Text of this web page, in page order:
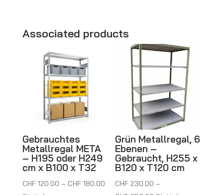
r
Associated products
Gebrauchtes
Metallregal META
– H195 oder H249
cm x B100 x T32
CHF120.00 – CHF180.00Preisspanne:
Grün Metallregal, 6
Ebenen –
Gebraucht, H255 x
B120 x T120 cm
CHF 230.00 –